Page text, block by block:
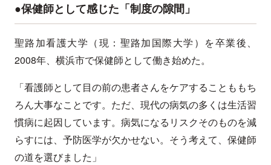
●保健師として感じた「制度の隙間」
聖路加看護大学（現：聖路加国際大学）を卒業後、
2008年、横浜市で保健師として働き始めた。
「看護師として目の前の患者さんをケアすることももち
ろん大事なことです。ただ、現代の病気の多くは生活習
慣病に起因しています。病気になるリスクそのものを減
らすには、予防医学が欠かせない。そう考えて、保健師
の道を選びました」